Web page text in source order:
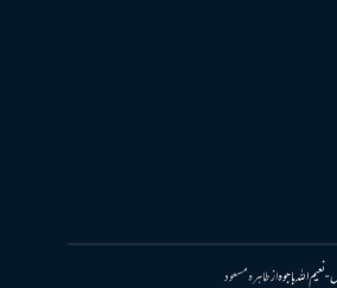
اللہ باجوہازطاہرہ مسعود